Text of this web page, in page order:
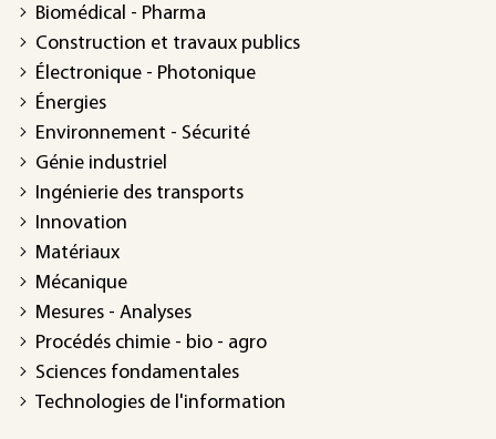
Biomédical - Pharma
Construction et travaux publics
Électronique - Photonique
Énergies
Environnement - Sécurité
Génie industriel
Ingénierie des transports
Innovation
Matériaux
Mécanique
Mesures - Analyses
Procédés chimie - bio - agro
Sciences fondamentales
Technologies de l'information